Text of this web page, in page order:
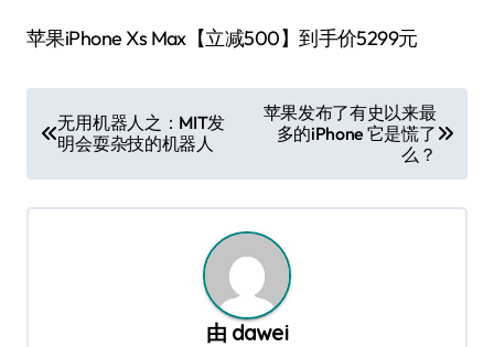
苹果iPhone Xs Max【立减500】到手价5299元
章
导
航
无用机器人之：MIT发
明会耍杂技的机器人
苹果发布了有史以来最
多的iPhone 它是慌了
么？
由 dawei